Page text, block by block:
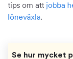
tips om att jobba
löneväxla.
Se hur mycket